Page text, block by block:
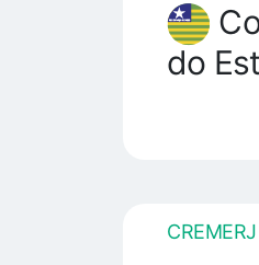
do
CREMERJ